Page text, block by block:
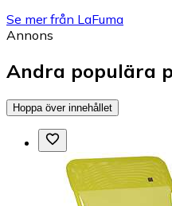
Se mer från LaFuma
Annons
Andra populära
Hoppa över innehållet